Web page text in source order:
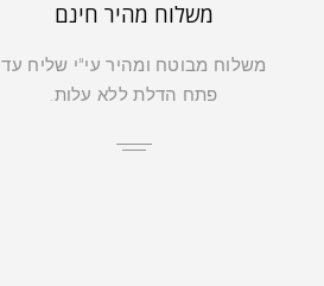
משלוח מהיר חינם
משלוח מבוטח ומהיר עי"י שליח עד
פתח הדלת ללא עלות.